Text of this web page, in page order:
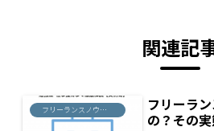
関連記
フリーランスノウハウ
フリーラ
の？その